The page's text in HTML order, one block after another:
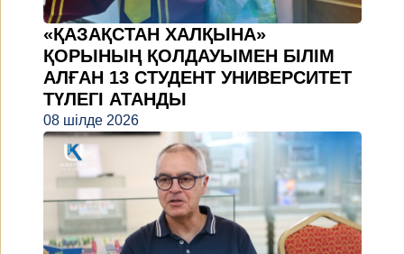
«ҚАЗАҚСТАН ХАЛҚЫНА»
ҚОРЫНЫҢ ҚОЛДАУЫМЕН БІЛІМ
АЛҒАН 13 СТУДЕНТ УНИВЕРСИТЕТ
ТҮЛЕГІ АТАНДЫ
08 шілде 2026